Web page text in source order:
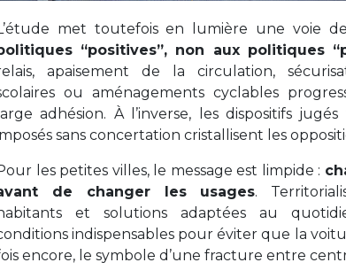
met toutefois en lumière une voie
“positives”, non aux politiques
apaisement de la circulation,
ou aménagements cyclables
large adhésion. À l’inverse, les dispositifs
sans concertation cristallisent les
les petites villes, le message est limpide :
de changer les usages.
et solutions adaptées au
indispensables pour éviter que la
encore, le symbole d’une fracture entre